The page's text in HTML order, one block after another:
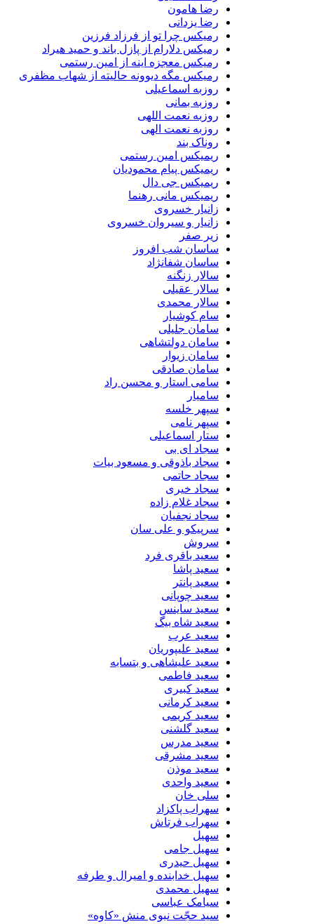
رضا هامون
رضا یزدانی
رمیکس چرا تو از فرزاد فرزین
رمیکس دلارام از پازل باند و حمید هیراد
رمیکس معجزه اینه از امین رستمی
رمیکس مگه دیوونه حالیته از شهاب مظفری
روزبه اسماعیلی
روزبه بمانی
روزبه نعمت اللهی
روزبه نعمت الهی
روناک بند
ریمیکس امین رستمی
ریمیکس پیام محمودیان
ریمیکس جی دال
ریمیکس مانی رهنما
زانیار خسروی
زانیار و سیروان خسروی
زیر صفر
ساسان شب افروز
ساسان شفانژاد
سالار زنگنه
سالار عقیلی
سالار محمدی
سام کوشیار
سامان جلیلی
سامان دولتشاهی
سامان زیوار
سامان صادقی
سامی استار و محسن راد
سامیار
سپهر خلسه
سپهر نامی
ستار اسماعیلی
سجاد ای بی
سجاد باذوقی و مسعود بیات
سجاد حاتمی
سجاد خیری
سجاد غلام زاده
سجاد نجفیان
سرپیکو و علی سان
سروش
سعید باقری فرد
سعید پاشا
سعید پانتر
سعید چوپانی
سعید ساینس
سعید شاه بیگ
سعید عرب
سعید علیپوریان
سعید علیشاهی و بتسابه
سعید فاطمی
سعید کبیری
سعید کرمانی
سعید کریمی
سعید گلشنی
سعید مدرس
سعید مشرقی
سعید موذن
سعید واحدی
سلی خان
سهراب پاکزاد
سهراب فرتاش
سهیل جامی
سهیل حیدری
سهیل خدابنده و امیرال و طرفه
سهیل محمدی
سیامک عباسی
سید حجّت نبوی منش «کاوه»